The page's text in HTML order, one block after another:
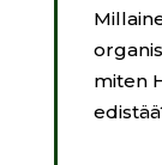
miten